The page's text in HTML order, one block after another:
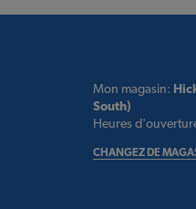
Mon magasin:
South)
Heures
CHANGEZ DE